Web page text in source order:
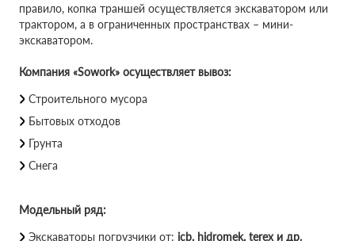
правило, копка траншей осуществляется экскаватором или
трактором, а в ограниченных пространствах – мини-
экскаватором.
Компания «Sowork» осуществляет вывоз:
Строительного мусора
Бытовых отходов
Грунта
Снега
Модельный ряд:
Экскаваторы погрузчики от: jcb, hidromek, terex и др.